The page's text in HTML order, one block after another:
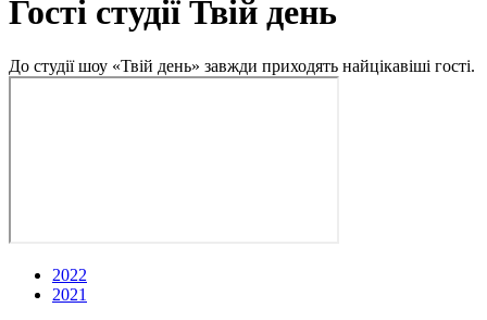
Гості студії Твій день
До студії шоу «Твій день» завжди приходять найцікавіші гості.
2022
2021